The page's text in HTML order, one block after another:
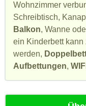
Wohnzimmer
Schreibtisch,
Balkon, Wanne
ein Kinderbett
werden,
Aufbettungen,